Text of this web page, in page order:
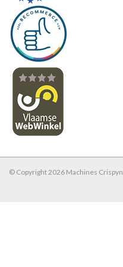
Werkplaatsinrichting |
Machines |
Cadeaubonnen &
Relatiegeschenken |
Oliën & Smeermiddelen |
© Copyright 2026 Machines Crispyn